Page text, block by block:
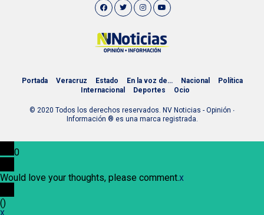
Portada Veracruz Estado En la voz de… Nacional
Política
Internacional
Deportes Ocio
© 2020 Todos los derechos reservados. NV Noticias - Opinión ∙
Información ® es una marca registrada.
0
Would love your thoughts, please comment.x
()
x